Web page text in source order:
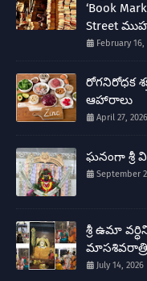
‘Book
Street
February 16,
రోగనిరోధక
ఆహారాలు
April 27, 2026
ఘనంగా శ్రీ
September
శ్రీ ఉమా
మాసశివరాత్రి
July 14, 2026